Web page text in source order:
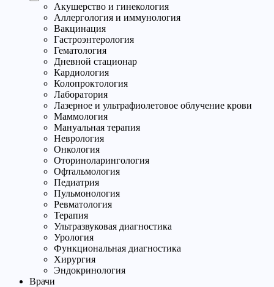
Акушерство и гинекология
Аллергология и иммунология
Вакцинация
Гастроэнтерология
Гематология
Дневной стационар
Кардиология
Колопроктология
Лаборатория
Лазерное и ультрафиолетовое облучение крови
Маммология
Мануальная терапия
Неврология
Онкология
Оториноларингология
Офтальмология
Педиатрия
Пульмонология
Ревматология
Терапия
Ультразвуковая диагностика
Урология
Функциональная диагностика
Хирургия
Эндокринология
Врачи